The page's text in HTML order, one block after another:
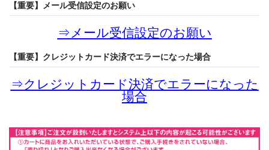
【重要】メール受信設定のお願い
⇒メール受信設定のお願い
【重要】クレジットカード決済でエラーになった場合
⇒クレジットカード決済でエラーになった
場合